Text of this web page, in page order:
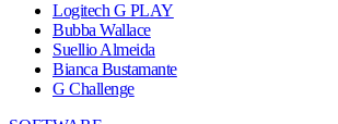
Logitech G PLAY
Bubba Wallace
Suellio Almeida
Bianca Bustamante
G Challenge